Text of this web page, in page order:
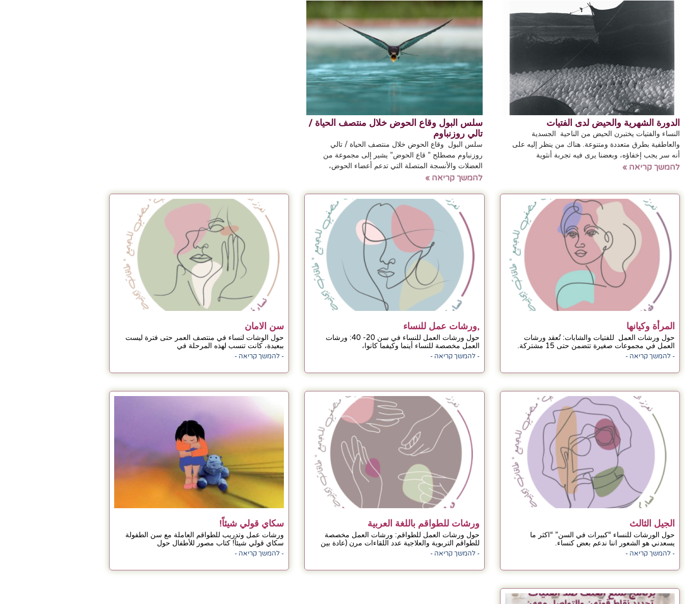
الدورة الشهرية والحيض لدى الفتيات
النساء والفتيات يختبرن الحيض من الناحية الجسدية
والعاطفية بطرق متعددة ومتنوعة. هناك من ينظر إليه على
أنه سر يجب إخفاؤه، وبعضنا يرى فيه تجربة أنثوية
להמשך קריאה »
سلس البول وقاع الحوض خلال منتصف الحياة /
تالي روزنباوم
سلس البول وقاع الحوض خلال منتصف الحياة / تالي
روزنباوم مصطلح ” قاع الحوض” يشير إلى مجموعة من
العضلات والأنسجة المتصلة التي تدعم أعضاء الحوض،
להמשך קריאה »
المرأة وكيانها
حول ورشات العمل للفتيات والشابات: تُعقد ورشات
العمل في مجموعات صغيرة تتضمن حتى 15 مشتركة.
- להמשך קריאה -
,ورشات عمل للنساء
حول ورشات العمل للنساء في سن 20- 40: ورشات
العمل مخصصة للنساء أينما وكيفما كانوا،
- להמשך קריאה -
سن الامان
حول الوشات لنساء في منتصف العمر حتى فترة ليست
ببعيدة، كانت تنسب لهذه المرحلة في
- להמשך קריאה -
الجيل الثالث
حول الورشات للنساء “كبيرات في السن” “اكثر ما
يسعدني هو الشعور اننا ندعم بعض كنساء.
- להמשך קריאה -
ورشات للطواقم باللغة العربية
حول ورشات العمل للطواقم: ورشات العمل مخصصة
للطواقم التربوية والعلاجية عدد اللقاءات مرن (عادة بين
- להמשך קריאה -
سكاي قولي شيئاً!
ورشات عمل وتدريب للطواقم العاملة مع سن الطفولة
سكاي قولي شيئاً! كتاب مصور للأطفال حول
- להמשך קריאה -